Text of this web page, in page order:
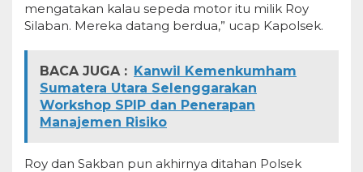
mengatakan kalau sepeda motor itu milik Roy
Silaban. Mereka datang berdua,” ucap Kapolsek.
BACA JUGA : Kanwil Kemenkumham
Sumatera Utara Selenggarakan
Workshop SPIP dan Penerapan
Manajemen Risiko
Roy dan Sakban pun akhirnya ditahan Polsek